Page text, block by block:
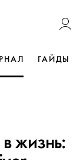
ГАЙДЫ
жизнь: